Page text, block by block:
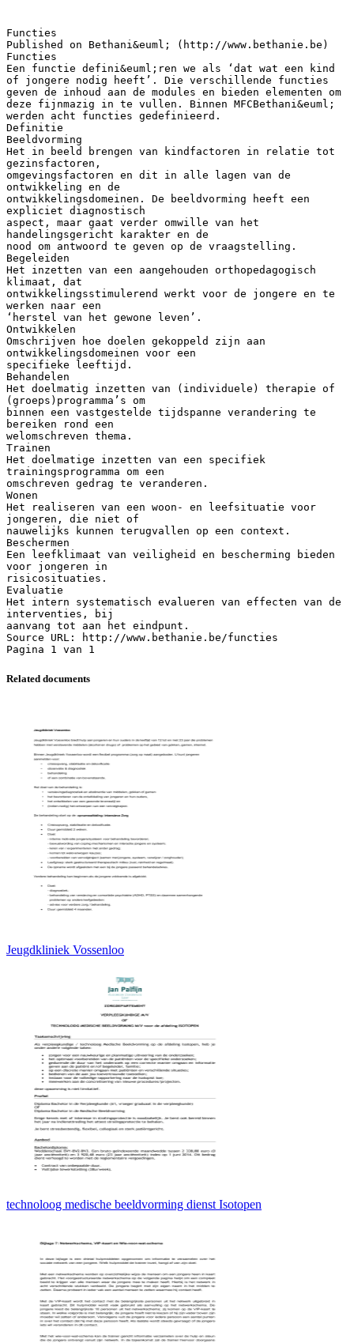
Functies
Published on Bethani&euml; (http://www.bethanie.be)
Functies
Een functie defini&euml;ren we als ‘dat wat een kind
of jongere nodig heeft’. Die verschillende functies
geven de inhoud aan de modules en bieden elementen om
deze fijnmazig in te vullen. Binnen MFCBethani&euml;
werden acht functies gedefinieerd.
Definitie
Beeldvorming
Het in beeld brengen van kindfactoren in relatie tot
gezinsfactoren,
omgevingsfactoren en dit in alle lagen van de
ontwikkeling en de
ontwikkelingsdomeinen. De beeldvorming heeft een
expliciet diagnostisch
aspect, maar gaat verder omwille van het
handelingsgericht karakter en de
nood om antwoord te geven op de vraagstelling.
Begeleiden
Het inzetten van een aangehouden orthopedagogisch
klimaat, dat
ontwikkelingsstimulerend werkt voor de jongere en te
werken naar een
‘herstel van het gewone leven’.
Ontwikkelen
Omschrijven hoe doelen gekoppeld zijn aan
ontwikkelingsdomeinen voor een
specifieke leeftijd.
Behandelen
Het doelmatig inzetten van (individuele) therapie of
(groeps)programma’s om
binnen een vastgestelde tijdspanne verandering te
bereiken rond een
welomschreven thema.
Trainen
Het doelmatige inzetten van een specifiek
trainingsprogramma om een
omschreven gedrag te veranderen.
Wonen
Het realiseren van een woon- en leefsituatie voor
jongeren, die niet of
nauwelijks kunnen terugvallen op een context.
Beschermen
Een leefklimaat van veiligheid en bescherming bieden
voor jongeren in
risicosituaties.
Evaluatie
Het intern systematisch evalueren van effecten van de
interventies, bij
aanvang tot aan het eindpunt.
Source URL: http://www.bethanie.be/functies
Related documents
Jeugdkliniek Vossenloo
technoloog medische beeldvorming dienst Isotopen